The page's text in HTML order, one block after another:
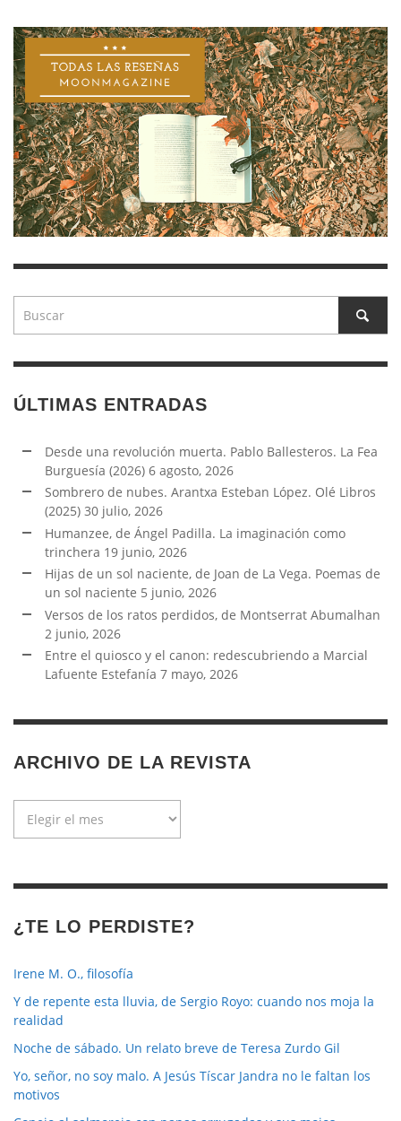
ÚLTIMAS ENTRADAS
Desde una revolución muerta. Pablo Ballesteros. La Fea
Burguesía (2026) 6 agosto, 2026
Sombrero de nubes. Arantxa Esteban López. Olé Libros
(2025) 30 julio, 2026
Humanzee, de Ángel Padilla. La imaginación como
trinchera 19 junio, 2026
Hijas de un sol naciente, de Joan de La Vega. Poemas de
un sol naciente 5 junio, 2026
Versos de los ratos perdidos, de Montserrat Abumalhan
2 junio, 2026
Entre el quiosco y el canon: redescubriendo a Marcial
Lafuente Estefanía 7 mayo, 2026
ARCHIVO DE LA REVISTA
¿TE LO PERDISTE?
Irene M. O., filosofía
Y de repente esta lluvia, de Sergio Royo: cuando nos moja la
realidad
Noche de sábado. Un relato breve de Teresa Zurdo Gil
Yo, señor, no soy malo. A Jesús Tíscar Jandra no le faltan los
motivos